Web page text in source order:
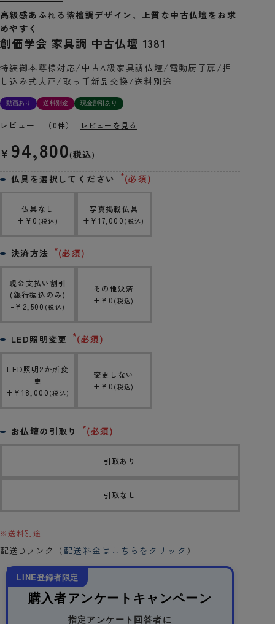
高級感あふれる紫檀調デザイン、上質な中古仏壇をお求
めやすく
創価学会 家具調 中古仏壇 1381
特装御本尊様対応/中古A級家具調仏壇/電動厨子扉/押
し込み式大戸/取っ手新品交換/送料別途
動画あり 送料別途 現金割引あり
レビュー （0件） レビューを見る
¥ 94,800 税込
お仏壇の引取り (必須)
引取あり
引取なし
仏具を選択してください (必須)
仏具なし
+ ¥ 0 税込
写真掲載仏具
+ ¥ 17,000 税込
決済方法 (必須)
現金支払い割引
(銀行振込のみ)
- ¥ 2,500 税込
その他決済
+ ¥ 0 税込
LED照明変更 (必須)
LED照明2か所変
更
+ ¥ 18,000 税込
変更しない
+ ¥ 0 税込
※送料別途
配送Dランク（ 配送料金はこちらをクリック ）
LINE登録者限定
購入者アンケートキャンペーン
指定アンケート回答者に